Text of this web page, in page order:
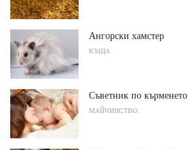
Ангорски хамстер
КЪЩА
Съветник по кърменето
МАЙЧИНСТВО